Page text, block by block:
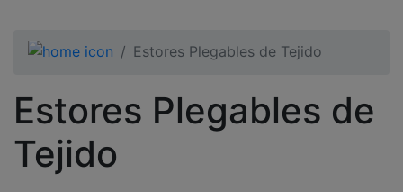
Estores Plegables de Tejido
Estores Plegables de
Tejido